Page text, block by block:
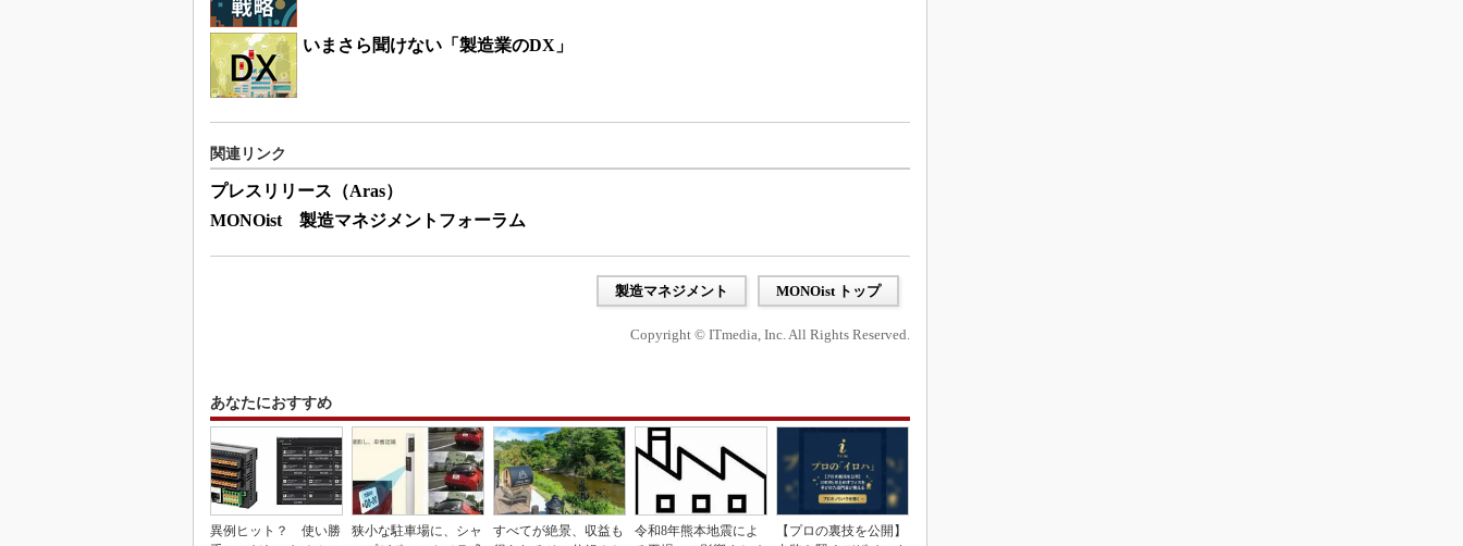
いまさら聞けない「製造業のDX」
関連リンク
プレスリリース（Aras）
MONOist 製造マネジメントフォーラム
製造マネジメント MONOist トップ
Copyright © ITmedia, Inc. All Rights Reserved.
あなたにおすすめ
異例ヒット？ 使い勝
狭小な駐車場に、シャ
すべてが絶景、収益も
令和8年熊本地震によ
【プロの裏技を公開】